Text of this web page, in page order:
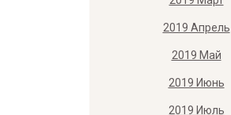
2019 Апрель
2019 Май
2019 Июнь
2019 Июль